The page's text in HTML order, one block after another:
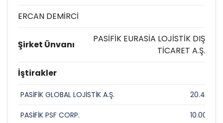
ERCAN DEMİRCİ
Şirket Ünvanı
PASİFİK EURASİA LOJİSTİK DIŞ
TİCARET A.Ş.
İştirakler
PASİFİK GLOBAL LOJİSTİK A.Ş.
PASİFİK PSF CORP. 10.000